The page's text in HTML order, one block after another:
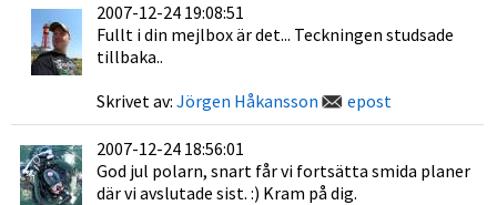
2007-12-24 19:08:51
Fullt i din mejlbox är det... Teckningen studsade
tillbaka..
Skrivet av: Jörgen Håkansson epost
2007-12-24 18:56:01
God jul polarn, snart får vi fortsätta smida planer
där vi avslutade sist. :) Kram på dig.